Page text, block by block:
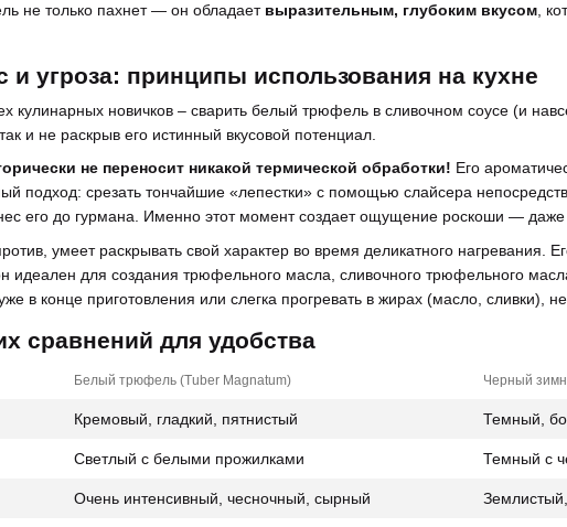
не только пахнет — он обладает выразительным, глубоким вкусом ,
и угроза: принципы использования на кухне
кулинарных новичков – сварить белый трюфель в сливочном соусе (и
и не раскрыв его истинный вкусовой потенциал.
не переносит никакой термической обработки! Его
подход: срезать тончайшие «лепестки» с помощью слайсера
его до гурмана. Именно этот момент создает ощущение роскоши —
умеет раскрывать свой характер во время деликатного
идеален для создания трюфельного масла, сливочного трюфельного
в конце приготовления или слегка прогревать в жирах (масло, сливки),
сравнений для удобства
Белый трюфель (Tuber Magnatum) Черный
Кремовый, гладкий, пятнистый Темный,
Светлый с белыми прожилками Темный с
Очень интенсивный, чесночный, сырный